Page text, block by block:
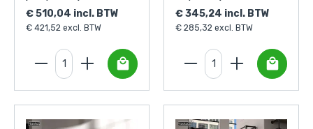
zilverkleurig
€ 510,04 incl. BTW
€ 421,52 excl. BTW
zilverkleurig
€ 345,24 incl. BTW
€ 285,32 excl. BTW